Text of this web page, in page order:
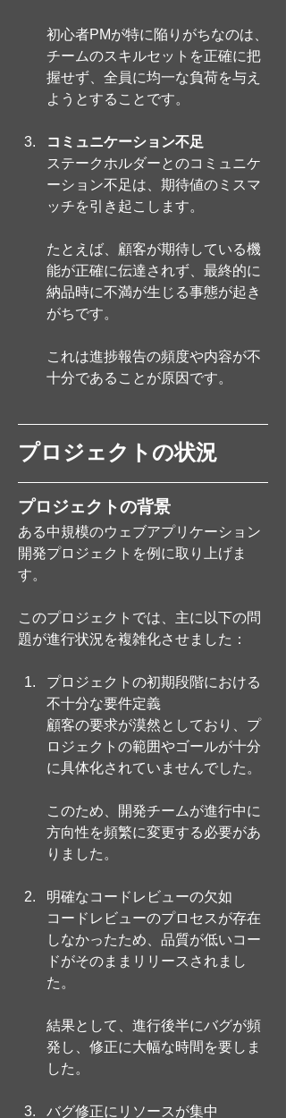
初心者PMが特に陥りがちなのは、
チームのスキルセットを正確に把
握せず、全員に均一な負荷を与え
ようとすることです。
コミュニケーション不足
ステークホルダーとのコミュニケ
ーション不足は、期待値のミスマ
ッチを引き起こします。
たとえば、顧客が期待している機
能が正確に伝達されず、最終的に
納品時に不満が生じる事態が起き
がちです。
これは進捗報告の頻度や内容が不
十分であることが原因です。
プロジェクトの状況
プロジェクトの背景
ある中規模のウェブアプリケーション
開発プロジェクトを例に取り上げま
す。
このプロジェクトでは、主に以下の問
題が進行状況を複雑化させました：
プロジェクトの初期段階における
不十分な要件定義
顧客の要求が漠然としており、プ
ロジェクトの範囲やゴールが十分
に具体化されていませんでした。
このため、開発チームが進行中に
方向性を頻繁に変更する必要があ
りました。
明確なコードレビューの欠如
コードレビューのプロセスが存在
しなかったため、品質が低いコー
ドがそのままリリースされまし
た。
結果として、進行後半にバグが頻
発し、修正に大幅な時間を要しま
した。
バグ修正にリソースが集中